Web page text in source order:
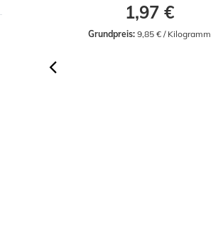
1,97 €
Grundpreis: 9,85 € / Kilogramm